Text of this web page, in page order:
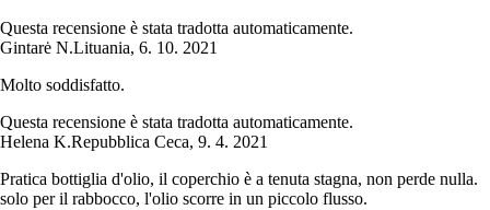
Questa recensione è stata tradotta automaticamente.
Gintarė N.Lituania, 6. 10. 2021
Molto soddisfatto.
Questa recensione è stata tradotta automaticamente.
Helena K.Repubblica Ceca, 9. 4. 2021
Pratica bottiglia d'olio, il coperchio è a tenuta stagna, non perde nulla.
solo per il rabbocco, l'olio scorre in un piccolo flusso.